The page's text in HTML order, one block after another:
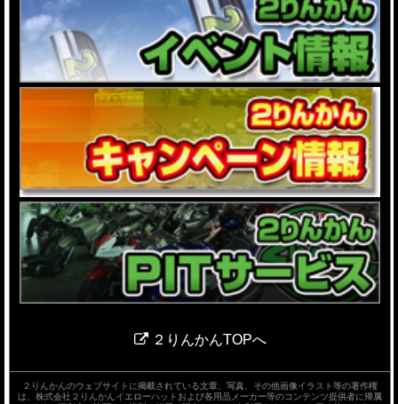
２りんかんTOPへ
２りんかんのウェブサイトに掲載されている文章、写真、その他画像イラスト等の著作権
は、株式会社２りんかんイエローハットおよび各用品メーカー等のコンテンツ提供者に帰属